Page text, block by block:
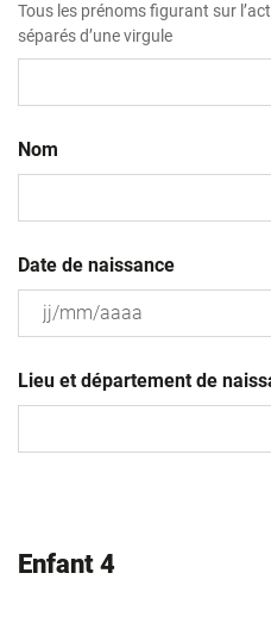
Tous les prénoms figurant sur
séparés d’une virgule
Nom
Date de naissance
slash
MM
Lieu et département de
Enfant 4